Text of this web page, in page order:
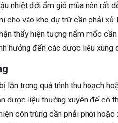
nhiệt đới ẩm gió mùa nên rất
cho vào kho dự trữ cần phải
thấy hiện tượng nấm mốc
hưởng đến các dược liệu xung
lẫn trong quá trình thu hoạch
dược liệu thường xuyên để có
côn trùng cần phải phơi